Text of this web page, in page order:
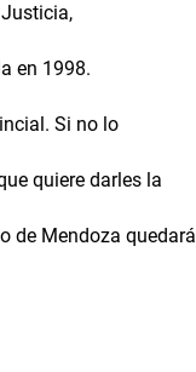
en 1998.
Si no lo
quiere darles la
de Mendoza quedará